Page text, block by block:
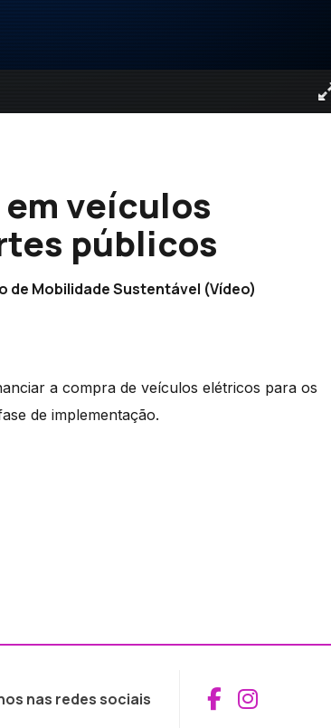
veículos
públicos
Mobilidade Sustentável (Vídeo)
a compra de veículos elétricos para os
de implementação.
nas redes sociais Aceder